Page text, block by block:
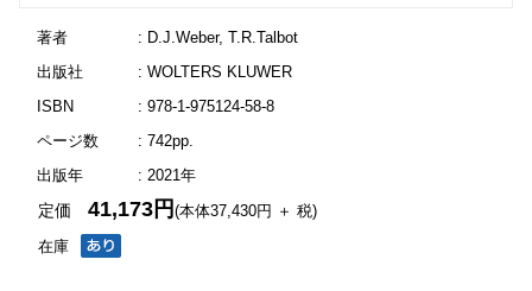
著者
: D.J.Weber, T.R.Talbot
出版社
: WOLTERS KLUWER
ISBN
: 978-1-975124-58-8
ページ数
: 742pp.
出版年
: 2021年
在庫
定価41,173円(本体37,430円 ＋ 税)